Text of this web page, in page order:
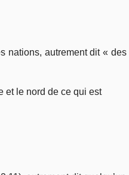
nations, autrement dit « des
et le nord de ce qui est